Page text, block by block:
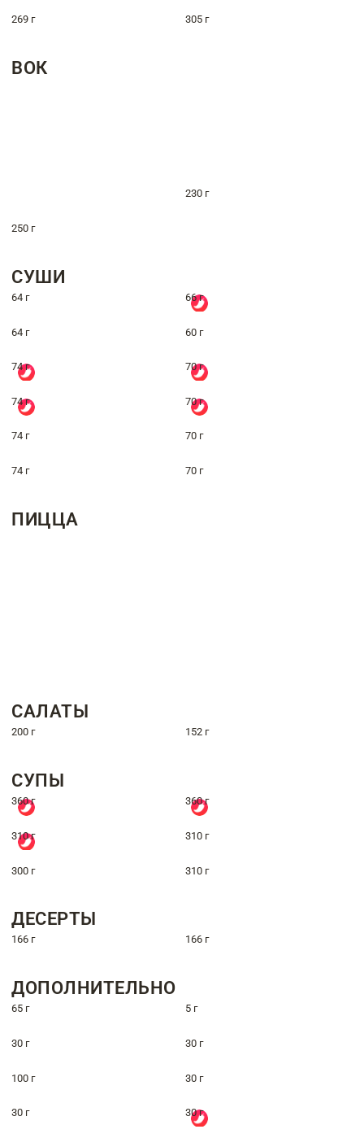
269 г 305 г
ВОК
230 г
250 г
СУШИ
64 г 66 г
64 г 60 г
74 г 70 г
74 г 70 г
74 г 70 г
74 г 70 г
ПИЦЦА
САЛАТЫ
200 г 152 г
СУПЫ
360 г 360 г
310 г 310 г
300 г 310 г
ДЕСЕРТЫ
166 г 166 г
ДОПОЛНИТЕЛЬНО
65 г 5 г
30 г 30 г
100 г 30 г
30 г 30 г